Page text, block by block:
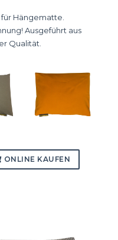
Hängematte.
Ausgeführt aus
Qualität.
ONLINE KAUFEN